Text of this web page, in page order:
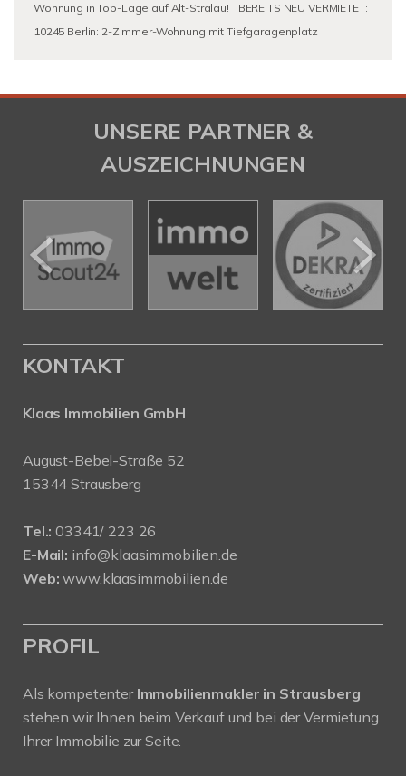
Wohnung in Top-Lage auf Alt-Stralau!
BEREITS NEU VERMIETET:
10245 Berlin: 2-Zimmer-Wohnung mit Tiefgaragenplatz
UNSERE PARTNER &
AUSZEICHNUNGEN
KONTAKT
Klaas Immobilien GmbH
August-Bebel-Straße 52
15344 Strausberg
Tel.: 03341/ 223 26
E-Mail: info@klaasimmobilien.de
Web: www.klaasimmobilien.de
PROFIL
Als kompetenter Immobilienmakler in Strausberg
stehen wir Ihnen beim Verkauf und bei der Vermietung
Ihrer Immobilie zur Seite.